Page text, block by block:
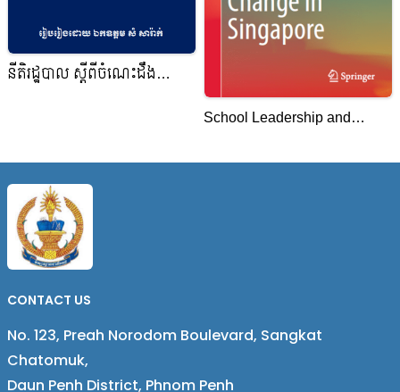
នីតិរដ្ឋបាល ស្ដីពីចំណេះដឹង
School Leadership and
Singapore
CONTACT US
No. 123, Preah Norodom Boulevard, Sangkat
Chatomuk,
Daun Penh District, Phnom Penh